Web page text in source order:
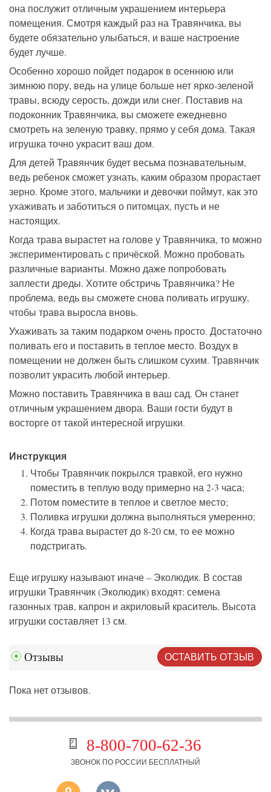
она послужит отличным украшением интерьера
помещения. Смотря каждый раз на Травянчика, вы
будете обязательно улыбаться, и ваше настроение
будет лучше.
Особенно хорошо пойдет подарок в осеннюю или
зимнюю пору, ведь на улице больше нет ярко-зеленой
травы, всюду серость, дожди или снег. Поставив на
подоконник Травянчика, вы сможете ежедневно
смотреть на зеленую травку, прямо у себя дома. Такая
игрушка точно украсит ваш дом.
Для детей Травянчик будет весьма познавательным,
ведь ребенок сможет узнать, каким образом прорастает
зерно. Кроме этого, мальчики и девочки поймут, как это
ухаживать и заботиться о питомцах, пусть и не
настоящих.
Когда трава вырастет на голове у Травянчика, то можно
экспериментировать с причёской. Можно пробовать
различные варианты. Можно даже попробовать
заплести дреды. Хотите обстричь Травянчика? Не
проблема, ведь вы сможете снова поливать игрушку,
чтобы трава выросла вновь.
Ухаживать за таким подарком очень просто. Достаточно
поливать его и поставить в теплое место. Воздух в
помещении не должен быть слишком сухим. Травянчик
позволит украсить любой интерьер.
Можно поставить Травянчика в ваш сад. Он станет
отличным украшением двора. Ваши гости будут в
восторге от такой интересной игрушки.
Инструкция
Чтобы Травянчик покрылся травкой, его нужно
поместить в теплую воду примерно на 2-3 часа;
Потом поместите в теплое и светлое место;
Поливка игрушки должна выполняться умеренно;
Когда трава вырастет до 8-20 см, то ее можно
подстригать.
Еще игрушку называют иначе – Эколюдик. В состав
игрушки Травянчик (Эколюдик) входят: семена
газонных трав, капрон и акриловый краситель. Высота
игрушки составляет 13 см.
Отзывы ОСТАВИТЬ ОТЗЫВ
Пока нет отзывов.
8-800-700-62-36
ЗВОНОК ПО РОССИИ БЕСПЛАТНЫЙ